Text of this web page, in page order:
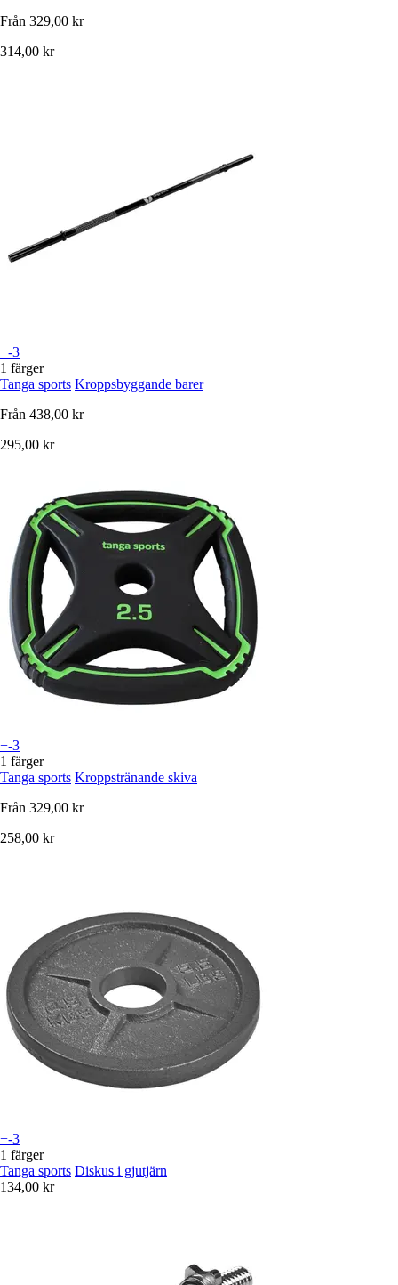
Från 329,00 kr
314,00 kr
+-3
1 färger
Tanga sports Kroppsbyggande barer
Från 438,00 kr
295,00 kr
+-3
1 färger
Tanga sports Kroppstränande skiva
Från 329,00 kr
258,00 kr
+-3
1 färger
Tanga sports Diskus i gjutjärn
134,00 kr